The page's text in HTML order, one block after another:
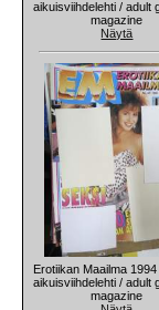
aikuisviihdelehti / adult
magazine
Näytä
Erotiikan Maailma
aikuisviihdelehti / adult
magazine